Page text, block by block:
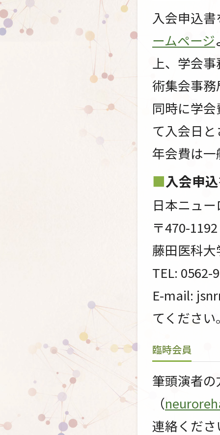
入会申込
ームページ
上、学会
術集会事
同時に学
て入会日
年会費は一
入会申
日本ニュ
〒470-
藤田医科
TEL: 0562-
E-mail:
てください
臨時会員
筆頭演者
（
連絡くださ